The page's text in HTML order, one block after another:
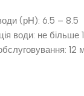
(рН): 6.5 – 8.5
води: не більше
12